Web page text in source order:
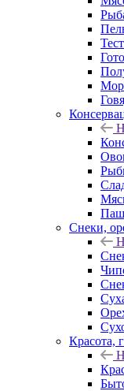
Снеки,
Красота,